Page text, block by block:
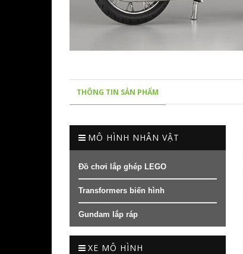
THÔNG TIN SẢN PHẨM
MÔ HÌNH NHÂN VẬT
Đồ chơi lắp ghép LEGO
Transformers biến hình
Gundam lắp ráp
XE MÔ HÌNH